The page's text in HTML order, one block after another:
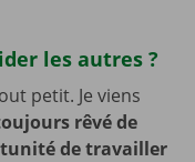
les autres ?
petit. Je viens
rêvé de
de travailler